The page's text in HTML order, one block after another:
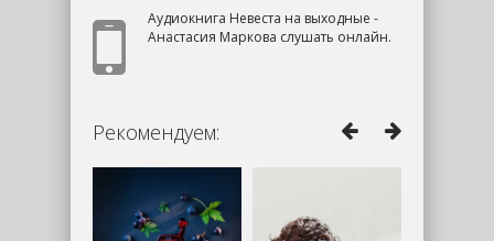
Аудиокнига Невеста на выходные -
Анастасия Маркова слушать онлайн.
Рекомендуем: